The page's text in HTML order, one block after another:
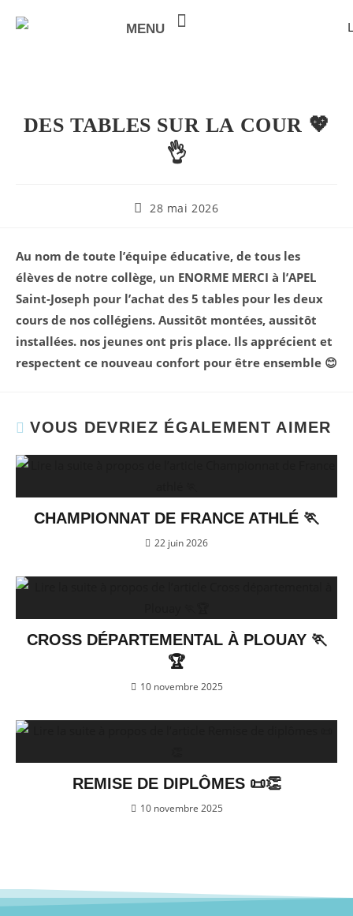
MENU
DES TABLES SUR LA COUR 💖
👌
28 mai 2026
Au nom de toute l’équipe éducative, de tous les
élèves de notre collège, un ENORME MERCI à l’APEL
Saint-Joseph pour l’achat des 5 tables pour les deux
cours de nos collégiens. Aussitôt montées, aussitôt
installées. nos jeunes ont pris place. Ils apprécient et
respectent ce nouveau confort pour être ensemble 😊
VOUS DEVRIEZ ÉGALEMENT AIMER
CHAMPIONNAT DE FRANCE ATHLÉ 🏃
22 juin 2026
CROSS DÉPARTEMENTAL À PLOUAY 🏃
🏆
10 novembre 2025
REMISE DE DIPLÔMES 📜👏
10 novembre 2025